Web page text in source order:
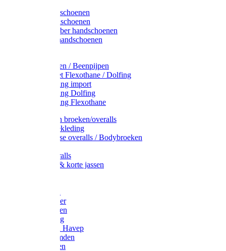
Latex handschoenen
Leren handschoenen
PVC / Rubber handschoenen
Katoenen handschoenen
Plukmouwen / Beenpijpen
Reparatieset Flexothane / Dolfing
Regenkleding import
Regenkleding Dolfing
Regenkleding Flexothane
Toebehoren broeken/overalls
Signalisatiekleding
Amerikaanse overalls / Bodybroeken
Kinderoveralls
Stofjassen & korte jassen
Bodywarmer
Werkbroeken
Zaagkleding
Werkjassen Havep
Thermohemden
Overhemden